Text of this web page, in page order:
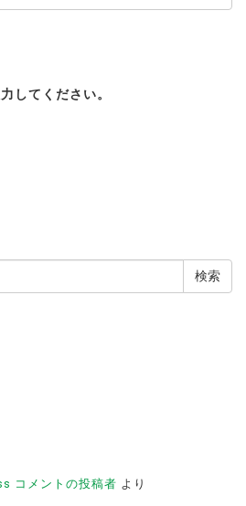
してください。
コメントの投稿者 より